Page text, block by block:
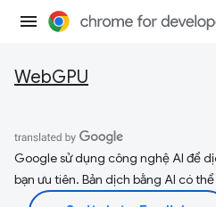
WebGPU
Google sử dụng công nghệ AI để
bạn ưu tiên. Bản dịch bằng AI có